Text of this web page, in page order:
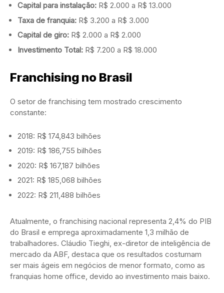
Capital para instalação: R$ 2.000 a R$ 13.000
Taxa de franquia: R$ 3.200 a R$ 3.000
Capital de giro: R$ 2.000 a R$ 2.000
Investimento Total: R$ 7.200 a R$ 18.000
Franchising no Brasil
O setor de franchising tem mostrado crescimento
constante:
2018: R$ 174,843 bilhões
2019: R$ 186,755 bilhões
2020: R$ 167,187 bilhões
2021: R$ 185,068 bilhões
2022: R$ 211,488 bilhões
Atualmente, o franchising nacional representa 2,4% do PIB
do Brasil e emprega aproximadamente 1,3 milhão de
trabalhadores. Cláudio Tieghi, ex-diretor de inteligência de
mercado da ABF, destaca que os resultados costumam
ser mais ágeis em negócios de menor formato, como as
franquias home office, devido ao investimento mais baixo.